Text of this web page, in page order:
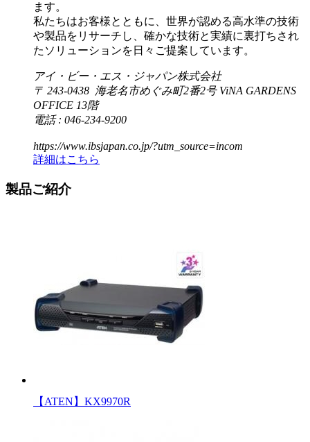
ます。
私たちはお客様とともに、世界が認める高水準の技術
や製品をリサーチし、確かな技術と実績に裏打ちされ
たソリューションを日々ご提案しています。
アイ・ビー・エス・ジャパン株式会社
〒 243-0438 海老名市めぐみ町2番2号 ViNA GARDENS
OFFICE 13階
電話 : 046-234-9200
https://www.ibsjapan.co.jp/?utm_source=incom
詳細はこちら
製品ご紹介
【ATEN】KX9970R